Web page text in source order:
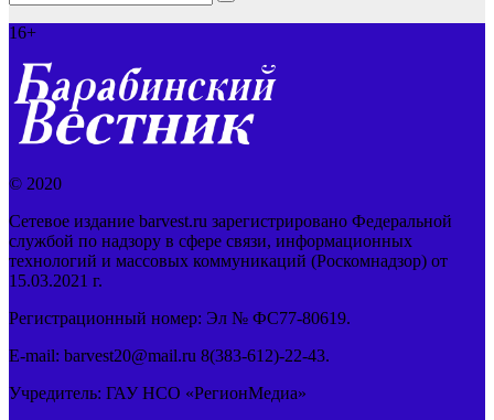
16+
© 2020
Сетевое издание barvest.ru зарегистрировано Федеральной
службой по надзору в сфере связи, информационных
технологий и массовых коммуникаций (Роскомнадзор) от
15.03.2021 г.
Регистрационный номер: Эл № ФС77-80619.
E-mail: barvest20@mail.ru 8(383-612)-22-43.
Учредитель: ГАУ НСО «РегионМедиа»